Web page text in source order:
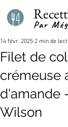
Par
Filet de
crémeuse
d'amande
Wilson
14 févr. 2025 2 min de